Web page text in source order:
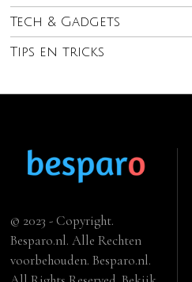
Tech & Gadgets
Tips en tricks
© 2023 - Copyright.
Besparo.nl. Alle Rechten
voorbehouden. Besparo.nl.